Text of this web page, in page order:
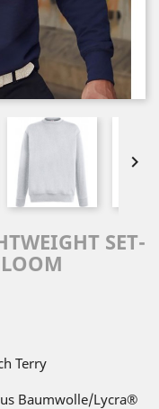

SET-
Terry
Baumwolle/Lycra®